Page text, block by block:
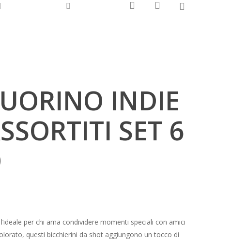
whatsapp
tiktok search account
INDIE
SET 6
per chi ama condividere momenti speciali con amici
questi bicchierini da shot aggiungono un tocco di